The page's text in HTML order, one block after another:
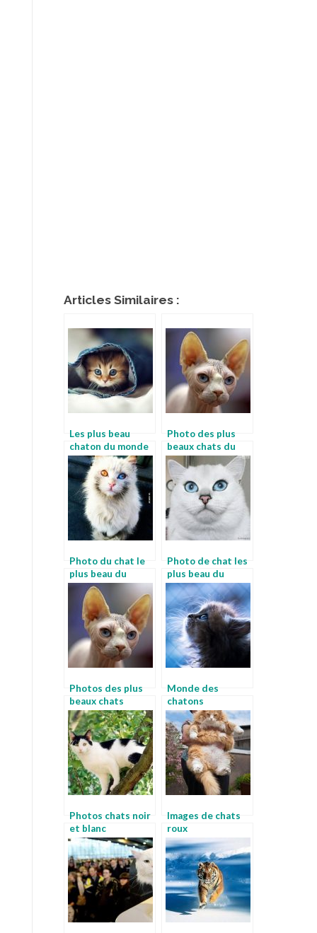
Articles Similaires :
Les plus beau
chaton du monde
Photo des plus
beaux chats du
monde
Photo du chat le
plus beau du
monde
Photo de chat les
plus beau du
monde
Photos des plus
beaux chats
Monde des
chatons
Photos chats noir
et blanc
Images de chats
roux